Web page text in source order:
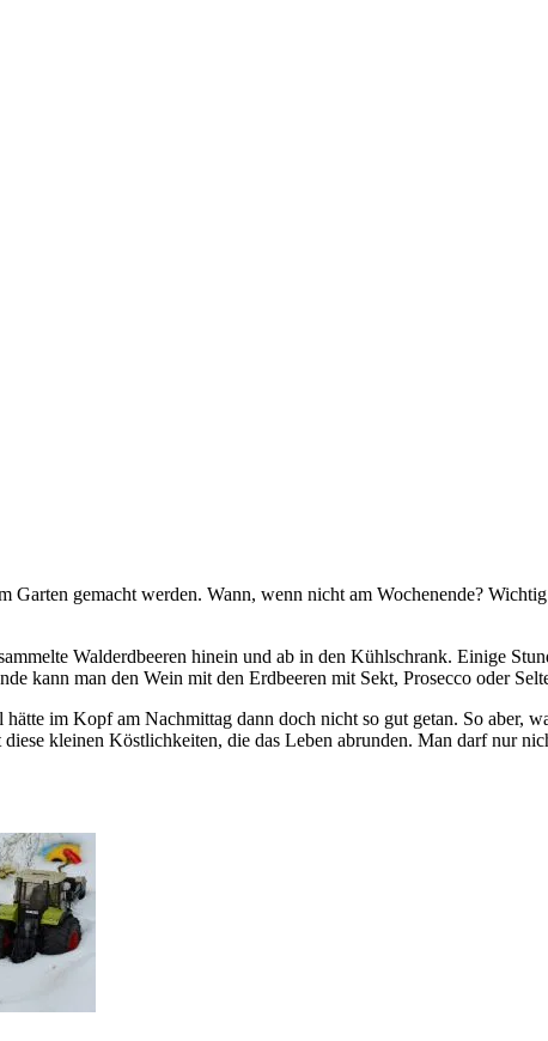
gemacht werden. Wann, wenn nicht am Wochenende?
Walderdbeeren hinein und ab in den Kühlschrank. Einige
kann man den Wein mit den Erdbeeren mit Sekt, Prosecco oder
im Kopf am Nachmittag dann doch nicht so gut getan. So aber,
kleinen Köstlichkeiten, die das Leben abrunden. Man darf nur